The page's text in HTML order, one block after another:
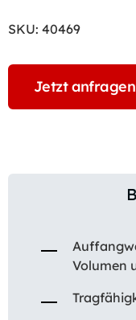
SKU: 40469
Jetzt anfragen
Volumen